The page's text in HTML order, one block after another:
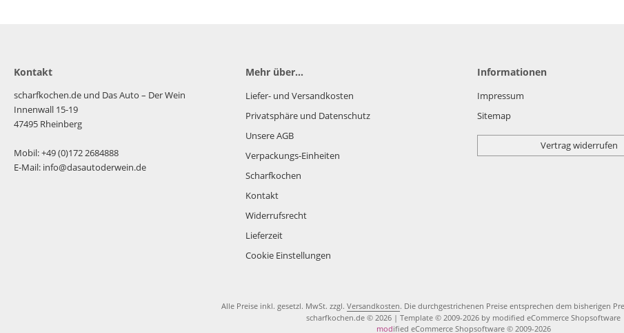
Kontakt
scharfkochen.de und Das Auto – Der Wein
Innenwall 15-19
47495 Rheinberg
Mobil: +49 (0)172 2684888
E-Mail: info@dasautoderwein.de
Mehr über...
Liefer- und Versandkosten
Privatsphäre und Datenschutz
Unsere AGB
Verpackungs-Einheiten
Scharfkochen
Kontakt
Widerrufsrecht
Lieferzeit
Cookie Einstellungen
Informationen
Impressum
Sitemap
Vertrag widerrufen
Alle Preise inkl. gesetzl. MwSt. zzgl. Versandkosten. Die durchgestrichenen Preise entsprechen dem bisherigen
scharfkochen.de © 2026 | Template © 2009-2026 by modified eCommerce Shopsoftware
modified eCommerce Shopsoftware © 2009-2026